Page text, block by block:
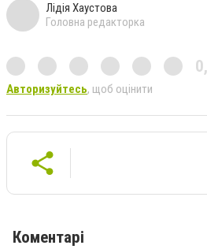
Лідія Хаустова
Головна редакторка
Авторизуйтесь, щоб оцінити
Коментарі